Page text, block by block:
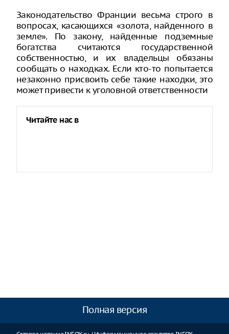
Законодательство Франции весьма строго в
вопросах, касающихся «золота, найденного в
земле». По закону, найденные подземные
богатства считаются государственной
собственностью, и их владельцы обязаны
сообщать о находках. Если кто-то попытается
незаконно присвоить себе такие находки, это
может привести к уголовной ответственности
Читайте нас в
Полная версия